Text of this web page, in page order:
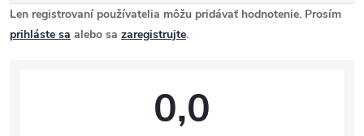
Len registrovaní používatelia môžu pridávať hodnotenie. Prosím
prihláste sa alebo sa zaregistrujte.
0,0